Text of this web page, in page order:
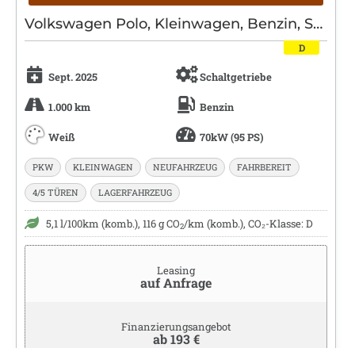
Volkswagen Polo, Kleinwagen, Benzin, Schaltgetriebe, Weiß
Sept. 2025 Schaltgetriebe
1.000 km Benzin
Weiß 70kW (95 PS)
D
PKW KLEINWAGEN NEUFAHRZEUG FAHRBEREIT
4/5 TÜREN LAGERFAHRZEUG
5,1 l/100km (komb.), 116 g CO2/km (komb.), CO₂-Klasse: D
Leasing
auf Anfrage
Finanzierungsangebot
ab 193 €